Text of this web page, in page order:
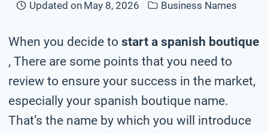
Updated on May 8, 2026 Business Names
When you decide to start a spanish boutique
, There are some points that you need to
review to ensure your success in the market,
especially your spanish boutique name.
That’s the name by which you will introduce